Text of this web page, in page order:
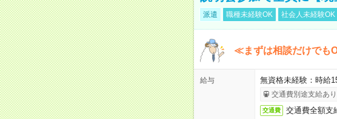
派遣 職種未経験OK 社会人未経験OK
≪まずは相談だけでも
給与 無資格未経験：時
交通費別途支給あり
交通費 交通費全額支